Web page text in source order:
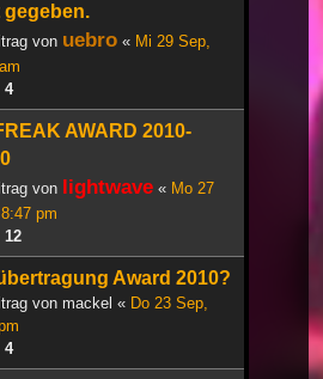
gegeben.
von uebro « Mi 29 Sep,
4
AWARD 2010-
von lightwave « Mo 27
pm
12
Award 2010?
von mackel « Do 23 Sep,
4